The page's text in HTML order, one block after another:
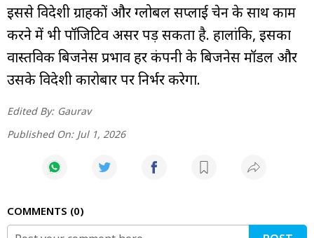
इससे विदेशी ग्राहकों और ग्लोबल सप्लाई चेन के साथ काम
करने में भी पॉजिटिव असर पड़ सकता है. हालांकि, इसका
वास्तविक बिजनेस प्रभाव हर कंपनी के बिजनेस मॉडल और
उसके विदेशी कारोबार पर निर्भर करेगा.
Edited By: Gaurav
Published On: Jul 1, 2026
COMMENTS 0